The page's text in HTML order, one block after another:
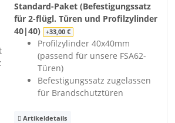
Standard-Paket (Befestigungssatz
für 2-flügl. Türen und Profilzylinder
40|40)
+33,00 €
Profilzylinder 40x40mm
(passend für unsere FSA62-
Türen)
Befestigungssatz zugelassen
für Brandschutztüren
Artikeldetails